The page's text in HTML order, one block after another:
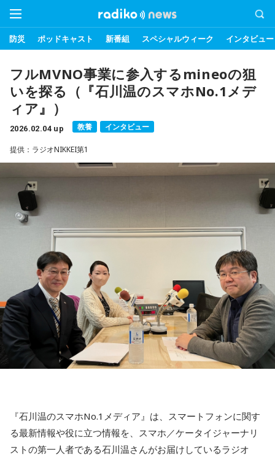
防災 ポッドキャスト 新番組 スペシャルウィーク インタビュー
フルMVNO事業に参入するmineoの狙
いを探る（『石川温のスマホNo.1メデ
ィア』）
2026.02.04 up 教養 インタビュー
提供：ラジオNIKKEI第1
『石川温のスマホNo.1メディア』は、スマートフォンに関す
る最新情報や役に立つ情報を、スマホ／ケータイジャーナリ
ストの第一人者である石川温さんがお届けしているラジオ